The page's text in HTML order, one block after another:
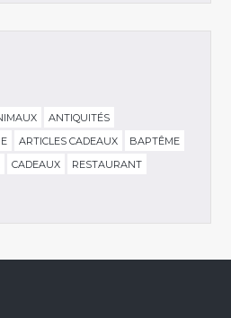
ANTIQUITÉS
ARTICLES CADEAUX
BAPTÊME
CADEAUX
RESTAURANT